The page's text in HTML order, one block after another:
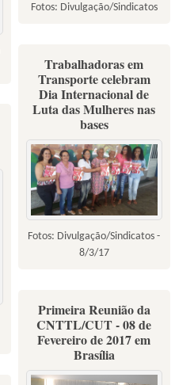
Fotos: Divulgação/Sindicatos
Trabalhadoras em
Transporte celebram
Dia Internacional de
Luta das Mulheres nas
bases
Fotos: Divulgação/Sindicatos -
8/3/17
Primeira Reunião da
CNTTL/CUT - 08 de
Fevereiro de 2017 em
Brasília